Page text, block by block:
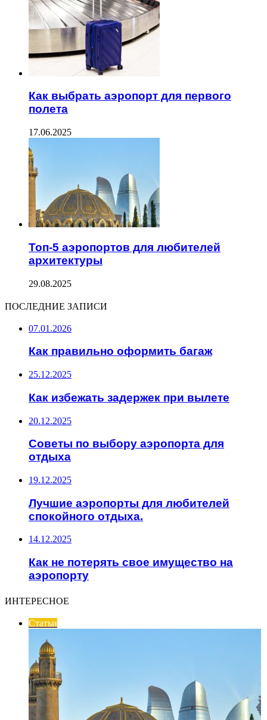
Как выбрать аэропорт для первого
полета
17.06.2025
Топ-5 аэропортов для любителей
архитектуры
29.08.2025
ПОСЛЕДНИЕ ЗАПИСИ
07.01.2026
Как правильно оформить багаж
25.12.2025
Как избежать задержек при вылете
20.12.2025
Советы по выбору аэропорта для
отдыха
19.12.2025
Лучшие аэропорты для любителей
спокойного отдыха.
14.12.2025
Как не потерять свое имущество на
аэропорту
ИНТЕРЕСНОЕ
Статьи